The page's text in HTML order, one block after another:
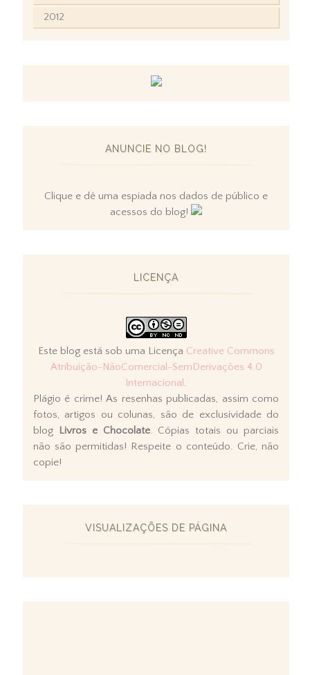
2012
ANUNCIE NO BLOG!
Clique e dê uma espiada nos dados de público e
acessos do blog!
LICENÇA
Este blog está sob uma Licença Creative Commons
Atribuição-NãoComercial-SemDerivações 4.0
Internacional .
Plágio é crime! As resenhas publicadas, assim como
fotos, artigos ou colunas, são de exclusividade do
blog Livros e Chocolate. Cópias totais ou parciais
não são permitidas! Respeite o conteúdo. Crie, não
copie!
VISUALIZAÇÕES DE PÁGINA